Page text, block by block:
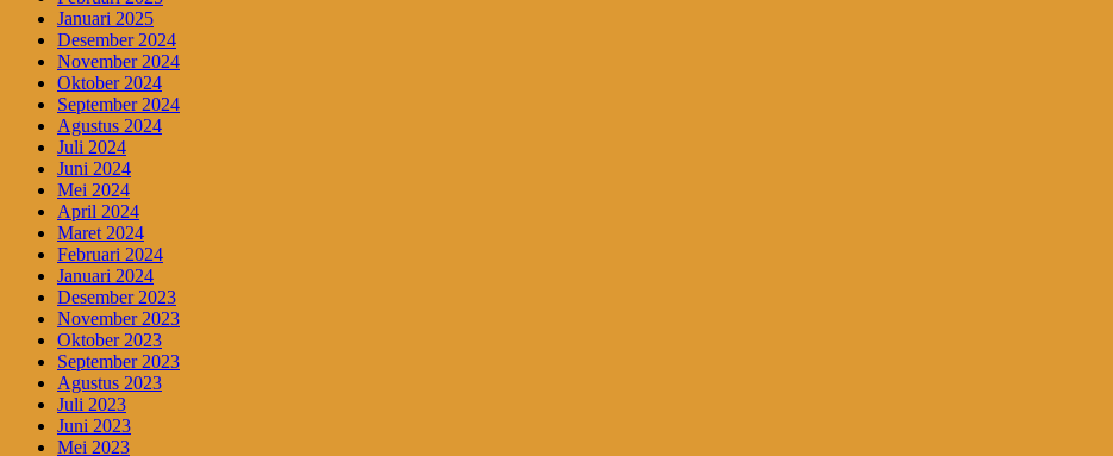
Januari 2025
Desember 2024
November 2024
Oktober 2024
September 2024
Agustus 2024
Juli 2024
Juni 2024
Mei 2024
April 2024
Maret 2024
Februari 2024
Januari 2024
Desember 2023
November 2023
Oktober 2023
September 2023
Agustus 2023
Juli 2023
Juni 2023
Mei 2023